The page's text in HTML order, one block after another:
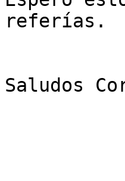
referías.
Saludos